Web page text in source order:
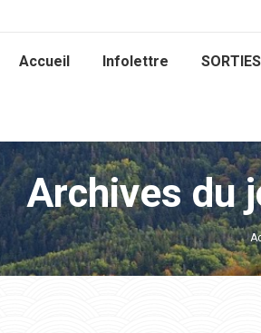
Accueil Infolettre
Archives du